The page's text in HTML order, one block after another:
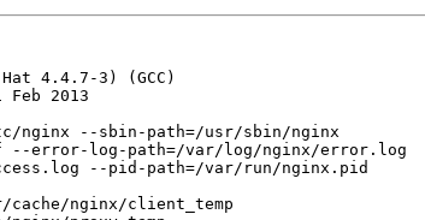
4.4.7-3) (GCC)
2013
nginx --sbin-path=/usr/sbin/nginx
--error-log-path=/var/log/nginx/error.log
--pid-path=/var/run/nginx.pid
nginx/client_temp